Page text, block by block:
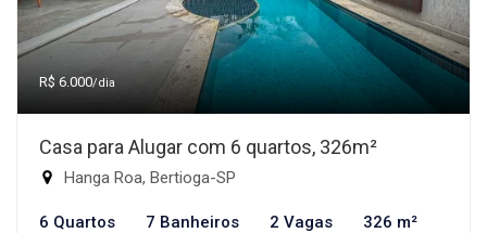
R$ 6.000/dia
Casa para Alugar com 6 quartos, 326m²
Hanga Roa, Bertioga-SP
6 Quartos 7 Banheiros 2 Vagas 326 m²